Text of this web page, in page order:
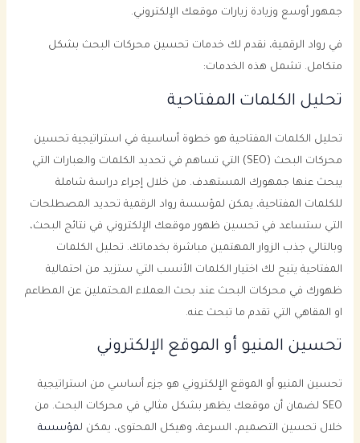
جمهور أوسع وزيادة زيارات موقعك الإلكتروني.
في رواد الرقمية، نقدم لك خدمات تحسين محركات البحث بشكل
متكامل. تشمل هذه الخدمات:
تحليل الكلمات المفتاحية
تحليل الكلمات المفتاحية هو خطوة أساسية في استراتيجية تحسين
محركات البحث (SEO) التي تساهم في تحديد الكلمات والعبارات التي
يبحث عنها جمهورك المستهدف. من خلال إجراء دراسة شاملة
للكلمات المفتاحية، يمكن لمؤسسة رواد الرقمية تحديد المصطلحات
التي ستساعد في تحسين ظهور موقعك الإلكتروني في نتائج البحث،
وبالتالي جذب الزوار المهتمين مباشرة بخدماتك. تحليل الكلمات
المفتاحية يتيح لك اختيار الكلمات الأنسب التي ستزيد من احتمالية
ظهورك في محركات البحث عند بحث العملاء المحتملين عن المطاعم
او المقاهي التي تقدم ما تبحث عنه.
تحسين المنيو أو الموقع الإلكتروني
تحسين المنيو أو الموقع الإلكتروني هو جزء أساسي من استراتيجية
SEO لضمان أن موقعك يظهر بشكل مثالي في محركات البحث. من
خلال تحسين التصميم، السرعة، وهيكل المحتوى، يمكن لمؤسسة